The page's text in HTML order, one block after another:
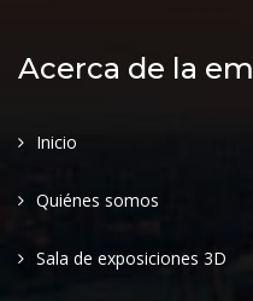
Acerca de la
Inicio
Quiénes somos
Sala de exposiciones 3D